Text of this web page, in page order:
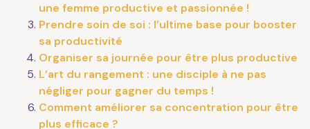
une femme productive et passionnée !
Prendre soin de soi : l’ultime base pour booster
sa productivité
Organiser sa journée pour être plus productive
L’art du rangement : une disciple à ne pas
négliger pour gagner du temps !
Comment améliorer sa concentration pour être
plus efficace ?